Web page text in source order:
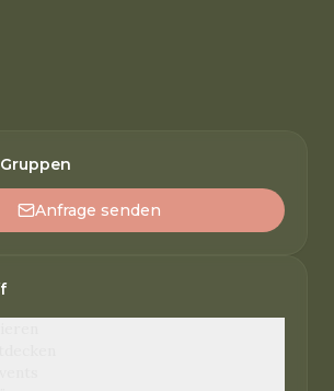
Anfrage senden